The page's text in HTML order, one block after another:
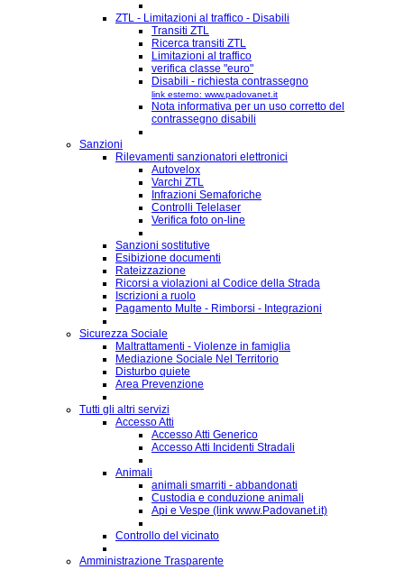
ZTL - Limitazioni al traffico - Disabili
Transiti ZTL
Ricerca transiti ZTL
Limitazioni al traffico
verifica classe "euro"
Disabili - richiesta contrassegno
link esterno: www.padovanet.it
Nota informativa per un uso corretto del
contrassegno disabili
Sanzioni
Rilevamenti sanzionatori elettronici
Autovelox
Varchi ZTL
Infrazioni Semaforiche
Controlli Telelaser
Verifica foto on-line
Sanzioni sostitutive
Esibizione documenti
Rateizzazione
Ricorsi a violazioni al Codice della Strada
Iscrizioni a ruolo
Pagamento Multe - Rimborsi - Integrazioni
Sicurezza Sociale
Maltrattamenti - Violenze in famiglia
Mediazione Sociale Nel Territorio
Disturbo quiete
Area Prevenzione
Tutti gli altri servizi
Accesso Atti
Accesso Atti Generico
Accesso Atti Incidenti Stradali
Animali
animali smarriti - abbandonati
Custodia e conduzione animali
Api e Vespe (link www.Padovanet.it)
Controllo del vicinato
Amministrazione Trasparente